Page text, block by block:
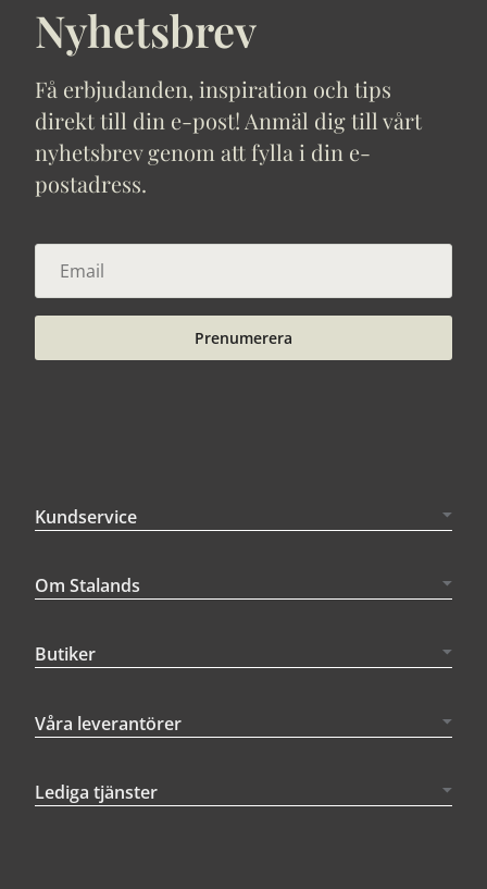
Nyhetsbrev
Få erbjudanden, inspiration och tips
direkt till din e-post! Anmäl dig till vårt
nyhetsbrev genom att fylla i din e-
postadress.
Prenumerera
Kundservice
Om Stalands
Butiker
Våra leverantörer
Lediga tjänster